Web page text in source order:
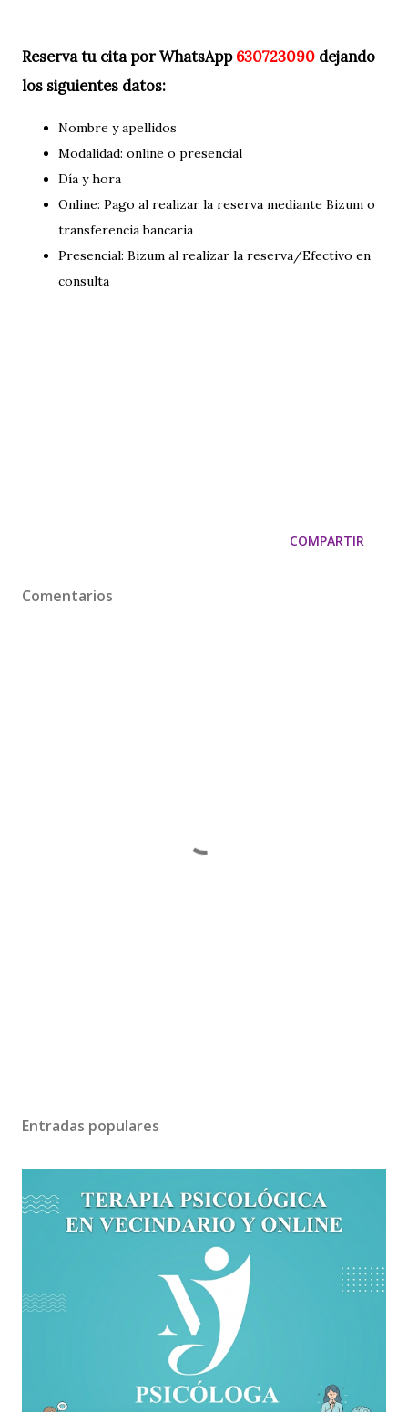
Reserva tu cita por WhatsApp 630723090 dejando
los siguientes datos:
Nombre y apellidos
Modalidad: online o presencial
Día y hora
Online: Pago al realizar la reserva mediante Bizum o
transferencia bancaria
Presencial: Bizum al realizar la reserva/Efectivo en
consulta
COMPARTIR
Comentarios
Entradas populares